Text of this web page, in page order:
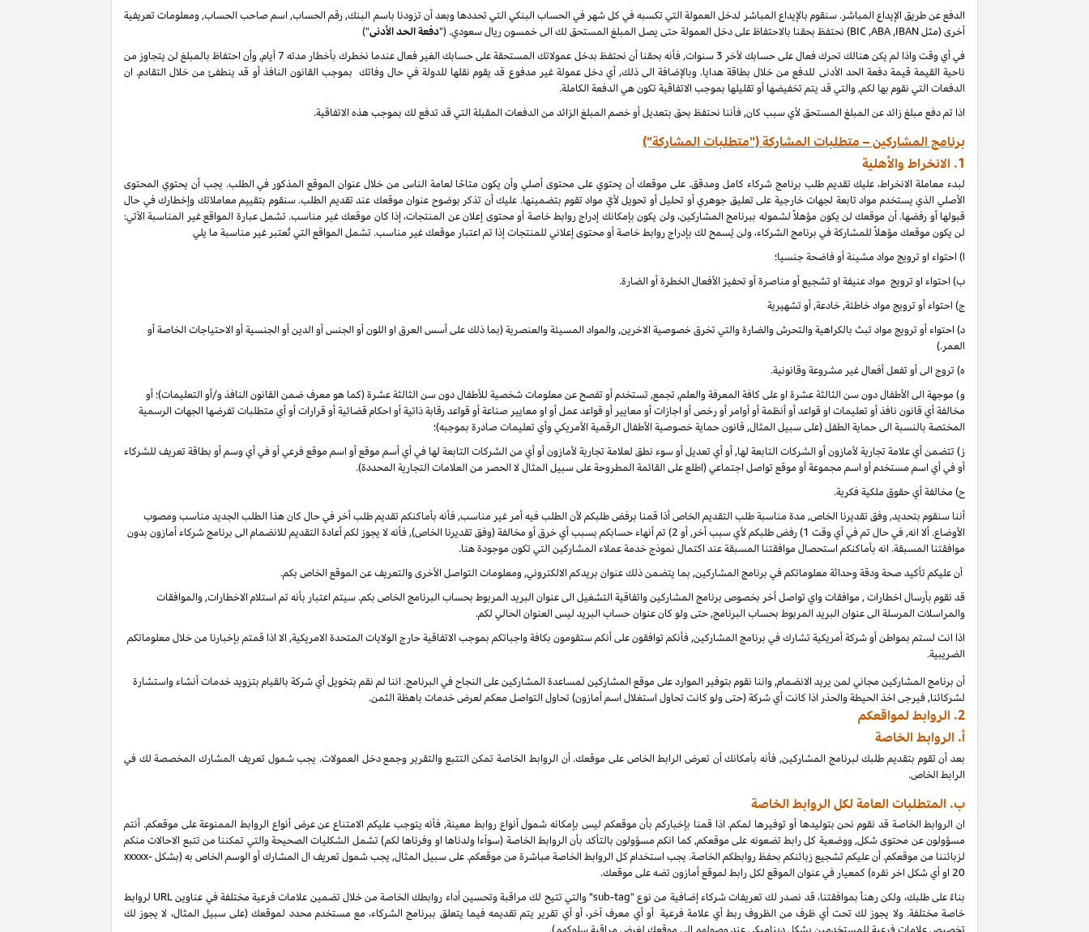
الدفع عن طريق الإيداع المباشر. سنقوم بالإيداع المباشر لدخل العمولة التي تكسبه في كل شهر في الحساب البنكي التي تحددها وبعد أن تزودنا باسم البنك, رقم الحساب, اسم صاحب الحساب, ومعلومات تعريفية
أخرى (مثلIBAN
,
ABA
,
BIC) نحتفظ بحقنا بالاحتفاظ على دخل العمولة حتى يصل المبلغ المستحق لك الى خمسون ريال سعودي. ("دفعة الحد الأدنى")
في أي وقت واذا لم يكن هنالك تحرك فعال على حسابك لأخر 3 سنوات, فأنه بحقنا أن نحتفظ بدخل عمولاتك المستحقة على حسابك الغير فعال عندما نخطرك بأخطار مدته 7 أيام, وأن احتفاظ بالمبلغ لن يتجاوز من
ناحية القيمة قيمة دفعة الحد الأدنى للدفع من خلال بطاقة هدايا. وبالإضافة الى ذلك, أي دخل عمولة غير مدفوع قد يقوم نقلها للدولة في حال وفاتك بموجب القانون النافذ أو قد ينطفئ من خلال التقادم. ان
الدفعات التي نقوم بها لكم, والتي قد يتم تخفيضها أو تقليلها بموجب الاتفاقية تكون هي الدفعة الكاملة.
اذا تم دفع مبلغ زائد عن المبلغ المستحق لأي سبب كان, فأننا نحتفظ بحق بتعديل أو خصم المبلغ الزائد من الدفعات المقبلة التي قد تدفع لك بموجب هذه الاتفاقية.
برنامج المشاركين – متطلبات المشاركة ("متطلبات المشاركة")
1. الانخراط والأهلية
لبدء معاملة الانخراط، عليك تقديم طلب برنامج شركاء كامل ومدقق. على موقعك أن يحتوي على محتوى أصلي وأن يكون متاحًا لعامة الناس من خلال عنوان الموقع المذكور في الطلب. يجب أن يحتوي المحتوى
الأصلي الذي يستخدم مواد تابعة لجهات خارجية على تعليق جوهري أو تحليل أو تحويل لأيّ مواد تقوم بتضمينها. عليك أن تذكر بوضوح عنوان موقعك عند تقديم الطلب. سنقوم بتقييم معاملاتك وإخطارك في حال
قبولها أو رفضها. أن موقعك لن يكون مؤهلاً لشموله ببرنامج المشاركين، ولن يكون بإمكانك إدراج روابط خاصة أو محتوى إعلان عن المنتجات، إذا كان موقعك غير مناسب. تشمل عبارة المواقع غير المناسبة الآتي:
لن يكون موقعك مؤهلاً للمشاركة في برنامج الشركاء، ولن يُسمح لك بإدراج روابط خاصة أو محتوى إعلاني للمنتجات إذا تم اعتبار موقعك غير مناسب. تشمل المواقع التي تُعتبر غير مناسبة ما يلي
ا) احتواء او ترويج مواد مشينة أو فاضحة جنسيا؛
ب) احتواء او ترويج مواد عنيفة او تشجيع أو مناصرة أو تحفيز الأفعال الخطرة أو الضارة.
ج) احتواء أو ترويج مواد خاطئة, خادعة, أو تشهيرية
د) احتواء أو ترويج مواد تبث بالكراهية والتحرش والضارة والتي تخرق خصوصية الاخرين, والمواد المسيئة والعنصرية (بما ذلك على أسس العرق او اللون أو الجنس أو الدين أو الجنسية أو الاحتياجات الخاصة أو
العمر.)
ه) تروج الى أو تفعل أفعال غير مشروعة وقانونية.
و) موجهة الى الأطفال دون سن الثالثة عشرة او على كافة المعرفة والعلم, تجمع, تستخدم أو تفصح عن معلومات شخصية للأطفال دون سن الثالثة عشرة (كما هو معرف ضمن القانون النافذ و/أو التعليمات)؛ أو
مخالفة أي قانون نافذ أو تعليمات او قواعد أو أنظمة أو أوامر أو رخص أو اجازات أو معايير أو قواعد عمل أو او معايير صناعة أو قواعد رقابة ذاتية أو احكام قضائية أو قرارات أو أي متطلبات تفرضها الجهات الرسمية
المختصة بالنسبة الى حماية الطفل (على سبيل المثال, قانون حماية خصوصية الأطفال الرقمية الأمريكي وأي تعليمات صادرة بموجبه)؛
ز) تتضمن أي علامة تجارية لأمازون أو الشركات التابعة لها, أو أي تعديل أو سوء نطق لعلامة تجارية لأمازون أو أي من الشركات التابعة لها في أي أسم موقع أو اسم موقع فرعي أو في أي وسم أو بطاقة تعريف للشركاء
أو في أي اسم مستخدم أو اسم مجموعة أو موقع تواصل اجتماعي (اطلع على القائمة المطروحة على سبيل المثال لا الحصر من العلامات التجارية المحددة).
ح) مخالفة أي حقوق ملكية فكرية.
أننا سنقوم بتحديد, وفق تقديرنا الخاص, مدة مناسبة طلب التقديم الخاص أذا قمنا برفض طلبكم لأن الطلب فيه أمر غير مناسب, فأنه بأماكنكم تقديم طلب أخر في حال كان هذا الطلب الجديد مناسب ومصوب
الأوضاع. ألا انه, في حال تم في أي وقت 1) رفض طلبكم لأي سبب أخر, أو 2) تم أنهاء حسابكم بسبب أي خرق أو مخالفة (وفق تقديرنا الخاص), فأنه لا يجوز لكم أعادة التقديم للانضمام الى برنامج شركاء أمازون بدون
موافقتنا المسبقة. انه بأماكنكم استحصال موافقتنا المسبقة عند اكتمال نموذج خدمة عملاء المشاركين التي تكون موجودة هنا.
أن عليكم تأكيد صحة ودقة وحداثة معلوماتكم في برنامج المشاركين, بما يتضمن ذلك عنوان بريدكم الالكتروني, ومعلومات التواصل الأخرى والتعريف عن الموقع الخاص بكم.
قد نقوم بأرسال اخطارات , موافقات واي تواصل أخر بخصوص برنامج المشاركين واتفاقية التشغيل الى عنوان البريد المربوط بحساب البرنامج الخاص بكم. سيتم اعتبار بأنه تم استلام الاخطارات, والموافقات
والمراسلات المرسلة الى عنوان البريد المربوط بحساب البرنامج, حتى ولو كان عنوان حساب البريد ليس العنوان الحالي لكم.
اذا انت لستم بمواطن أو شركة أمريكية تشارك في برنامج المشاركين, فأنكم توافقون على أنكم ستقومون بكافة واجباتكم بموجب الاتفاقية حارج الولايات المتحدة الامريكية, الا اذا قمتم بإخبارنا من خلال معلوماتكم
الضريبية.
أن برنامج المشاركين مجاني لمن يريد الانضمام, واننا نقوم بتوفير الموارد على موقع المشاركين لمساعدة المشاركين على النجاح في البرنامج. اننا لم نقم بتخويل أي شركة بالقيام بتزويد خدمات أنشاء واستشارة
لشركائنا, فيرجى اخذ الحيطة والحذر اذا كانت أي شركة (حتى ولو كانت تحاول استغلال اسم أمازون) تحاول التواصل معكم لعرض خدمات باهظة الثمن.
2. الروابط لمواقعكم
أ. الروابط الخاصة
بعد أن تقوم بتقديم طلبك لبرنامج المشاركين, فأنه بأمكانك أن تعرض الرابط الخاص على موقعك. أن الروابط الخاصة تمكن التتبع والتقرير وجمع دخل العمولات. يجب شمول تعريف المشارك المخصصة لك في
الرابط الخاص.
ب. المتطلبات العامة لكل الروابط الخاصة
ان الروابط الخاصة قد نقوم نحن بتوليدها أو توفيرها لمكم. اذا قمنا بإخباركم بأن موقعكم ليس بإمكانه شمول أنواع روابط معينة, فأنه يتوجب عليكم الامتناع عن عرض أنواع الروابط الممنوعة على موقعكم. أنتم
مسؤولون عن محتوى شكل, ووضعية كل رابط تضعونه على موقعكم, كما انكم مسؤولون بالتأكد بأن الروابط الخاصة (سوآءا ولدناها او وفرناها لكم) تشمل الشكليات الصحيحة والتي تمكننا من تتبع الاحالات منكم
لزبائننا من موقعكم. أن عليكم تشجيع زبائنكم بحفظ روابطكم الخاصة. يجب استخدام كل الروابط الخاصة مباشرة من موقعكم. على سبيل المثال, يجب شمول تعريف ال المشارك أو الوسم الخاص به (بشكلxxxxx-
20 او أي شكل اخر نقره) كمعيار في عنوان الموقع لكل رابط لموقع أمازون تضه على موقعك.
بناءً على طلبك، ولكن رهناً بموافقتنا، قد نصدر لك تعريفات شركاء إضافية من نوع "sub-tag" والتي تتيح لك مراقبة وتحسين أداء روابطك الخاصة من خلال تضمين علامات فرعية مختلفة في عناوين URL لروابط
خاصة مختلفة. ولا يجوز لك تحت أي ظرف من الظروف ربط أي علامة فرعية أو أي معرف آخر، أو أي تقرير يتم تقديمه فيما يتعلق ببرنامج الشركاء، مع مستخدم محدد لموقعك (على سبيل المثال، لا يجوز لك